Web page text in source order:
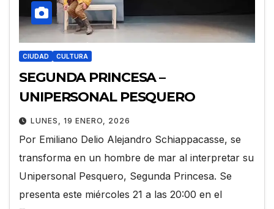
CIUDAD CULTURA
SEGUNDA PRINCESA –
UNIPERSONAL PESQUERO
LUNES, 19 ENERO, 2026
Por Emiliano Delio Alejandro Schiappacasse, se
transforma en un hombre de mar al interpretar su
Unipersonal Pesquero, Segunda Princesa. Se
presenta este miércoles 21 a las 20:00 en el